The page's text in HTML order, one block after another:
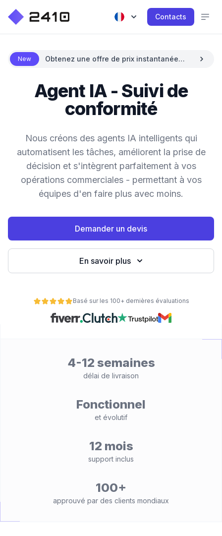
Contacts
New
Obtenez une offre de prix instantanée
Agent IA - Suivi de
conformité
Nous créons des agents IA intelligents qui
automatisent les tâches, améliorent la prise de
décision et s'intègrent parfaitement à vos
opérations commerciales - permettant à vos
équipes d'en faire plus avec moins.
Demander un devis
En savoir plus
Basé sur les 100+ dernières évaluations
4-12 semaines
délai de livraison
Fonctionnel
et évolutif
12 mois
support inclus
100+
approuvé par des clients mondiaux